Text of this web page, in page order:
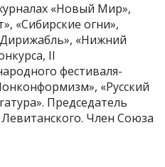
«Новый Мир»,
«Сибирские огни»,
«Нижний
II
фестиваля-
«Русский
Председатель
Член Союза